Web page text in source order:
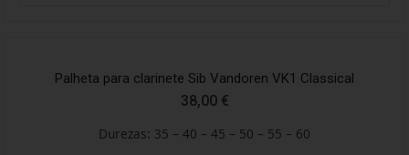
Palheta para clarinete Sib Vandoren VK1 Classical
38,00 €
Durezas: 35 – 40 – 45 – 50 – 55 – 60